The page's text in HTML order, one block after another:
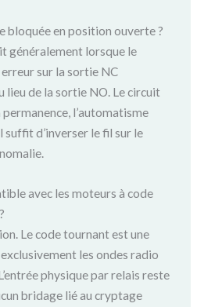
bloquée en position ouverte ?
généralement lorsque le
sur la sortie NC
lieu de la sortie NO. Le circuit
l’automatisme
d’inverser le fil sur le
avec les moteurs à code
Le code tournant est une
les ondes radio
physique par relais reste
bridage lié au cryptage